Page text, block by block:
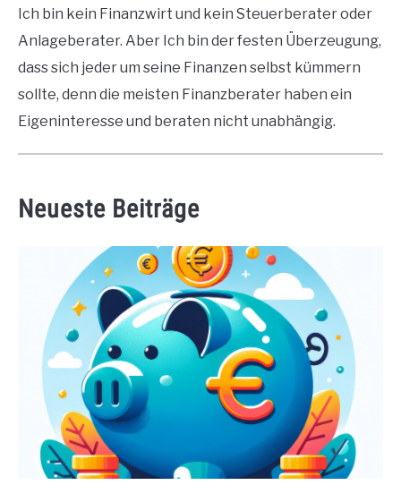
Ich bin kein Finanzwirt und kein Steuerberater oder
Anlageberater. Aber Ich bin der festen Überzeugung,
dass sich jeder um seine Finanzen selbst kümmern
sollte, denn die meisten Finanzberater haben ein
Eigeninteresse und beraten nicht unabhängig.
Neueste Beiträge